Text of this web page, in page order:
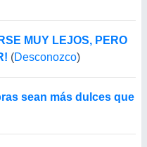
MUY LEJOS, PERO
(Desconozco)
sean más dulces que